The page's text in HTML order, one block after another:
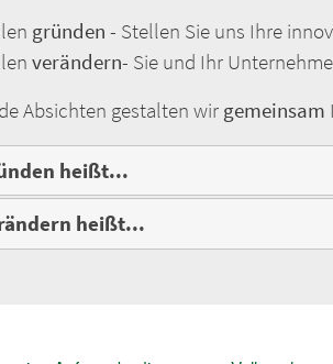
gründen - Stellen Sie uns Ihre
verändern- Sie und Ihr
Absichten gestalten wir gemeinsam
heißt...
heißt...